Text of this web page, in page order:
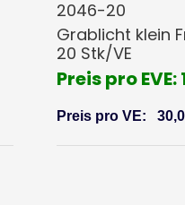
2046-20
Grablicht klein
20 Stk/VE
Preis pro EVE:
Preis pro VE: